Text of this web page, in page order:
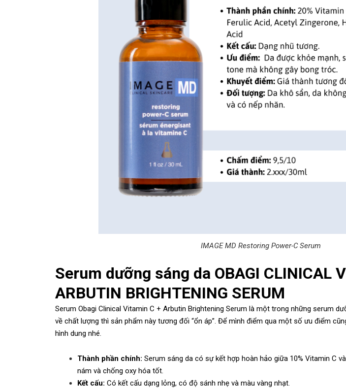
IMAGE MD Restoring Power-C Serum
Serum dưỡng sáng da OBAGI CLINICAL
ARBUTIN BRIGHTENING SERUM
Serum Obagi Clinical Vitamin C + Arbutin Brightening Serum là một trong những serum
về chất lượng thì sản phẩm này tương đối “ổn áp”. Để mình điểm qua một số ưu điểm
hình dung nhé.
Thành phần chính: Serum sáng da có sự kết hợp hoàn hảo giữa 10% Vitamin C
nám và chống oxy hóa tốt.
Kết cấu: Có kết cấu dạng lỏng, có độ sánh nhẹ và màu vàng nhạt.